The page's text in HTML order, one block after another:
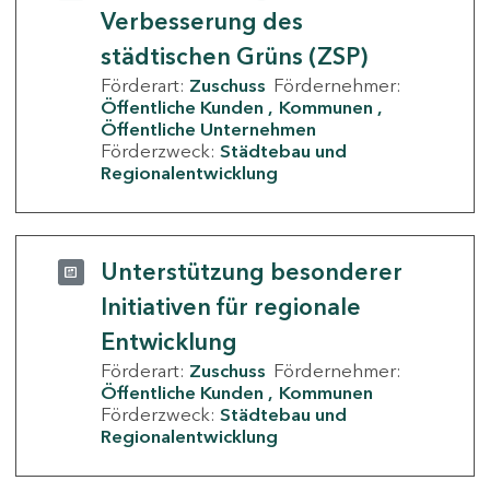
Verbesserung des
städtischen Grüns (ZSP)
Förderart: Zuschuss Fördernehmer:
Öffentliche Kunden
Kommunen
Öffentliche Unternehmen
Förderzweck: Städtebau und
Regionalentwicklung
Unterstützung besonderer
Initiativen für regionale
Entwicklung
Förderart: Zuschuss Fördernehmer:
Öffentliche Kunden
Kommunen
Förderzweck: Städtebau und
Regionalentwicklung